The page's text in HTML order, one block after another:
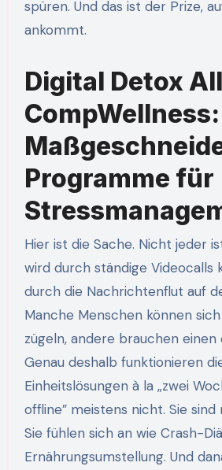
spüren. Und das ist der Prize,
ankommt.
Digital Detox
CompWellness:
Programme für
Hier ist die Sache. Nicht jeder
wird durch ständige Videocalls
durch die Nachrichtenflut auf
Manche Menschen können
zügeln, andere brauchen
Genau deshalb funktionieren
Einheitslösungen à la „zwei
offline” meistens nicht. Sie
Sie fühlen sich an wie Crash-
Ernährungsumstellung. Und